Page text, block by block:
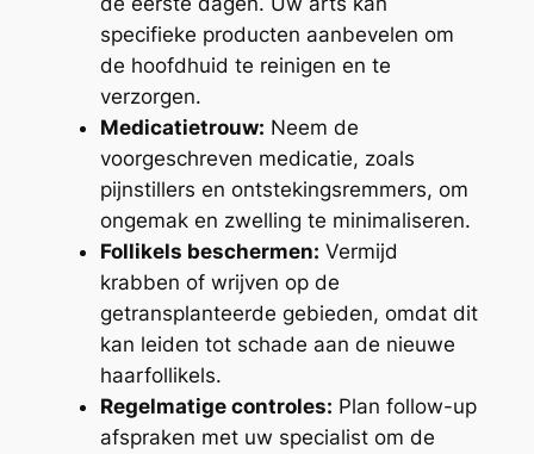
specifieke producten aanbevelen om
de hoofdhuid te reinigen en te
verzorgen.
Medicatietrouw: Neem de
voorgeschreven medicatie, zoals
pijnstillers en ontstekingsremmers, om
ongemak en zwelling te minimaliseren.
Follikels beschermen: Vermijd
krabben of wrijven op de
getransplanteerde gebieden, omdat dit
kan leiden tot schade aan de nieuwe
haarfollikels.
Regelmatige controles: Plan follow-up
afspraken met uw specialist om de